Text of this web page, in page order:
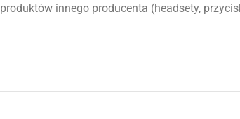
produktów innego producenta (headsety,